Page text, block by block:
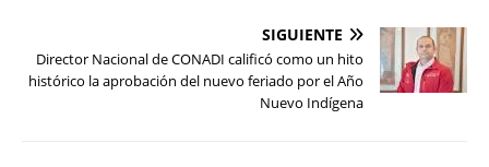
SIGUIENTE
Director Nacional de CONADI calificó como un hito
histórico la aprobación del nuevo feriado por el Año
Nuevo Indígena